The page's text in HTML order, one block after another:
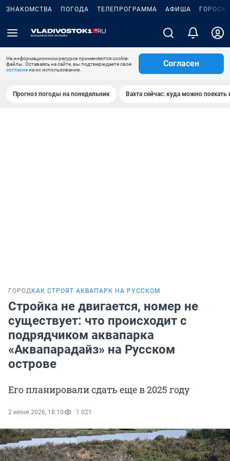
ЗНАКОМСТВА ПОГОДА ТЕЛЕПРОГРАММА АФИША
На информационном ресурсе применяются cookie-
файлы. Оставаясь на сайте, вы подтверждаете свое
согласиена их использование.
Согласен
Прогноз погоды на понедельник Вахта сейчас: куда можно поехать
ГОРОД КАК СТРОЯТ АКВАПАРК НА РУССКОМ
Стройка не двигается, номер не
существует: что происходит с
подрядчиком аквапарка
«Аквапарадайз» на Русском
острове
Его планировали сдать еще в 2025 году
2 июня 2026, 18:10 1 021